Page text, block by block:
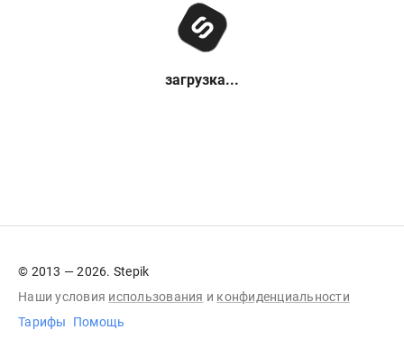
загрузка...
© 2013 — 2026. Stepik
Наши условия использования и конфиденциальности
Тарифы
Помощь